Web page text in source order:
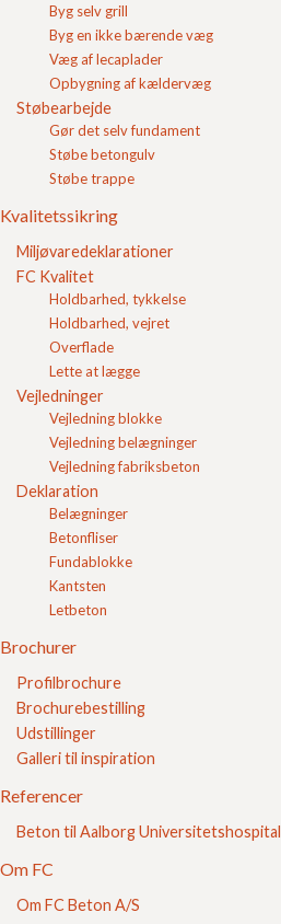
Byg selv grill
Byg en ikke bærende væg
Væg af lecaplader
Opbygning af kældervæg
Støbearbejde
Gør det selv fundament
Støbe betongulv
Støbe trappe
Kvalitetssikring
Miljøvaredeklarationer
FC Kvalitet
Holdbarhed, tykkelse
Holdbarhed, vejret
Overflade
Lette at lægge
Vejledninger
Vejledning blokke
Vejledning belægninger
Vejledning fabriksbeton
Deklaration
Belægninger
Betonfliser
Fundablokke
Kantsten
Letbeton
Brochurer
Profilbrochure
Brochurebestilling
Udstillinger
Galleri til inspiration
Referencer
Beton til Aalborg Universitetshospital
Om FC
Om FC Beton A/S
Indkøbskurv
Blokke
Fundablokke
Lecablokke
Lecablokke 600
Lecablokke 800
Leca rilleblokke
Lecasten
Lecaplader
Rør og Brøndgods
FC Kvalitet
Se vores kvalitetssikring her
Sikker E-handel